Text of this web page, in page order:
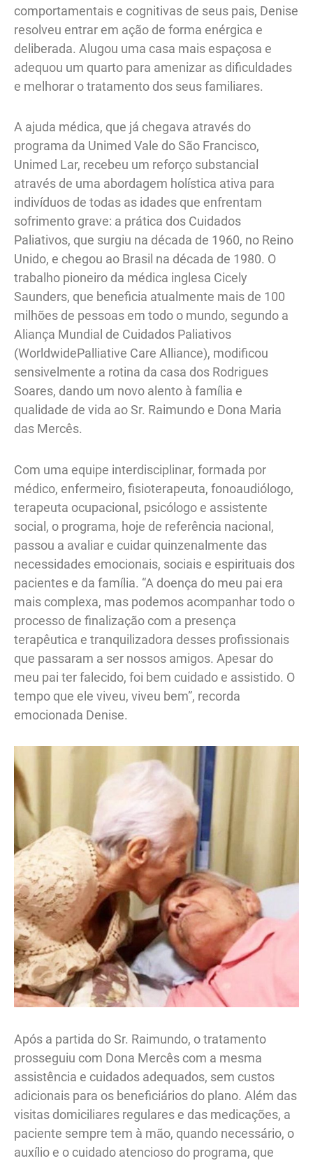
comportamentais e cognitivas de seus pais, Denise
resolveu entrar em ação de forma enérgica e
deliberada. Alugou uma casa mais espaçosa e
adequou um quarto para amenizar as dificuldades
e melhorar o tratamento dos seus familiares.
A ajuda médica, que já chegava através do
programa da Unimed Vale do São Francisco,
Unimed Lar, recebeu um reforço substancial
através de uma abordagem holística ativa para
indivíduos de todas as idades que enfrentam
sofrimento grave: a prática dos Cuidados
Paliativos, que surgiu na década de 1960, no Reino
Unido, e chegou ao Brasil na década de 1980. O
trabalho pioneiro da médica inglesa Cicely
Saunders, que beneficia atualmente mais de 100
milhões de pessoas em todo o mundo, segundo a
Aliança Mundial de Cuidados Paliativos
(WorldwidePalliative Care Alliance), modificou
sensivelmente a rotina da casa dos Rodrigues
Soares, dando um novo alento à família e
qualidade de vida ao Sr. Raimundo e Dona Maria
das Mercês.
Com uma equipe interdisciplinar, formada por
médico, enfermeiro, fisioterapeuta, fonoaudiólogo,
terapeuta ocupacional, psicólogo e assistente
social, o programa, hoje de referência nacional,
passou a avaliar e cuidar quinzenalmente das
necessidades emocionais, sociais e espirituais dos
pacientes e da família. “A doença do meu pai era
mais complexa, mas podemos acompanhar todo o
processo de finalização com a presença
terapêutica e tranquilizadora desses profissionais
que passaram a ser nossos amigos. Apesar do
meu pai ter falecido, foi bem cuidado e assistido. O
tempo que ele viveu, viveu bem”, recorda
emocionada Denise.
Após a partida do Sr. Raimundo, o tratamento
prosseguiu com Dona Mercês com a mesma
assistência e cuidados adequados, sem custos
adicionais para os beneficiários do plano. Além das
visitas domiciliares regulares e das medicações, a
paciente sempre tem à mão, quando necessário, o
auxílio e o cuidado atencioso do programa, que